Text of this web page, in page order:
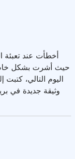
حيث أشرت بشكل
وثيقة جديدة في